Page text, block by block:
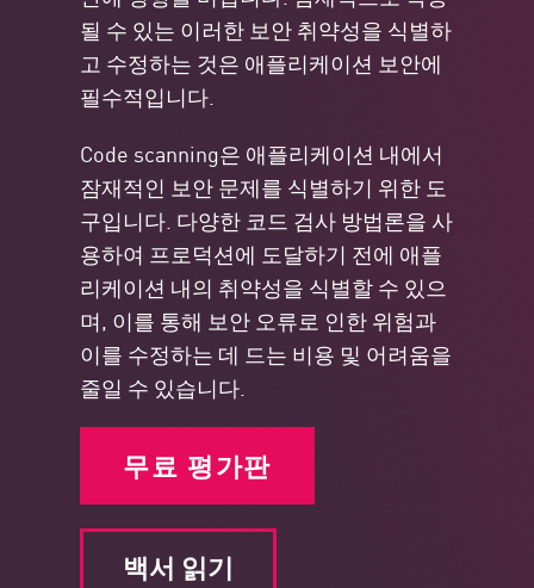
될 수 있는 이러한 보안 취약성을 식별하
고 수정하는 것은 애플리케이션 보안에
필수적입니다.
Code scanning은 애플리케이션 내에서
잠재적인 보안 문제를 식별하기 위한 도
구입니다. 다양한 코드 검사 방법론을 사
용하여 프로덕션에 도달하기 전에 애플
리케이션 내의 취약성을 식별할 수 있으
며, 이를 통해 보안 오류로 인한 위험과
이를 수정하는 데 드는 비용 및 어려움을
줄일 수 있습니다.
무료 평가판
백서 읽기